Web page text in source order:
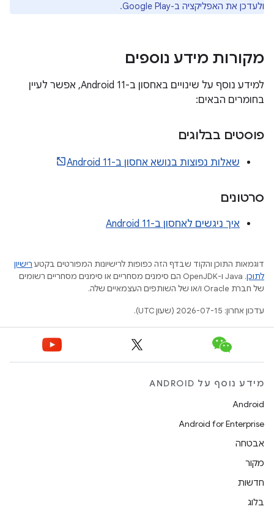
ולעדכן את האפליקציה ב-Google Play.
מקורות מידע נוספים
למידע נוסף על שינויים באחסון ב-Android 11, אפשר לעיין
בחומרים הבאים:
פוסטים בבלוגים
שאלות נפוצות בנושא אחסון ב-Android 11
סרטונים
איך ניגשים לאחסון ב-Android 11
דוגמאות התוכן והקוד שבדף הזה כפופות לרישיונות המפורטים בקטע רישיון
לתוכן
.‏ Java ו-OpenJDK הם סימנים מסחריים או סימנים מסחריים רשומים
של חברת Oracle ו/או של השותפים העצמאיים שלה.
עדכון אחרון: 2026-07-15 (שעון UTC).
מידע נוסף על ANDROID
Android
Android for Enterprise
אבטחה
מקור
חדשות
בלוג